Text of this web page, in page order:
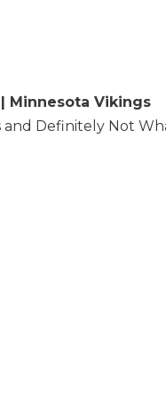
Minnesota Vikings